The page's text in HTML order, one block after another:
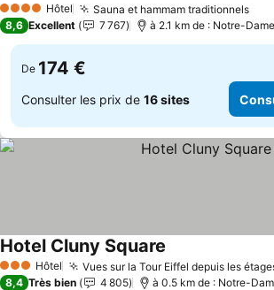
4 Étoiles Hôtel Sauna et hammam traditionnels
8,6 Excellent 7 767 à 2.1 km de : Notre-
De 174 €
Consulter les prix de 16 sites
3 ÉtoilesHôtel Vues sur la Tour Eiffel depuis les
Hotel Cluny Square
8,4 Très bien 4 805 à 0.5 km de : Notre-